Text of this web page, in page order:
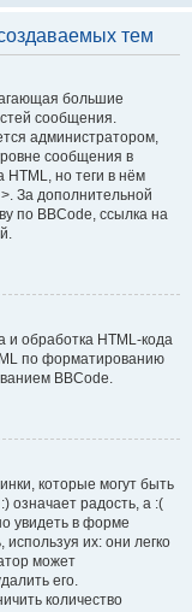
тем
большие
сообщения.
администратором,
сообщения в
но теги в нём
За дополнительной
по BBCode, ссылка на
обработка HTML-кода
по форматированию
BBCode.
которые могут быть
означает радость, а :(
увидеть в форме
их: они легко
может
его.
количество